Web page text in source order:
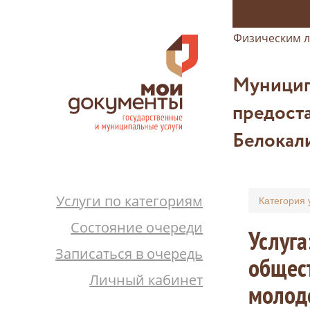
Физическим
Услуги по категориям
Состояние очереди
Записаться в очередь
Личный кабинет
Категория